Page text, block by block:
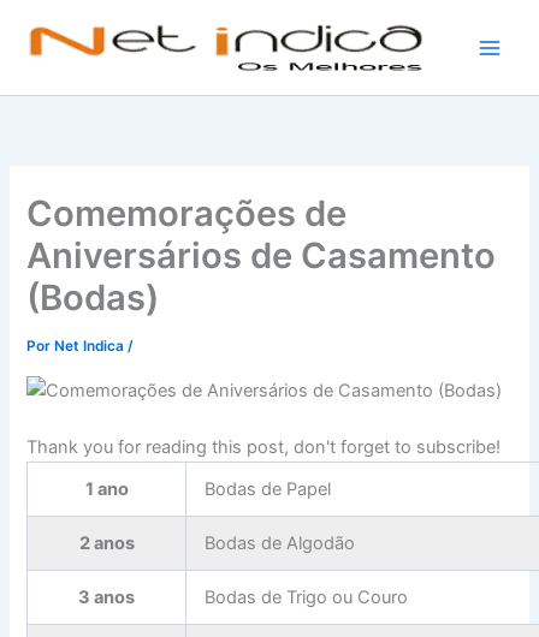
conteúdo
Comemorações de
Aniversários de Casamento
(Bodas)
Por Net Indica/
Thank you for reading this post, don't forget to subscribe!
1 ano
Bodas de Papel
2 anos Bodas de Algodão
3 anos Bodas de Trigo ou Couro